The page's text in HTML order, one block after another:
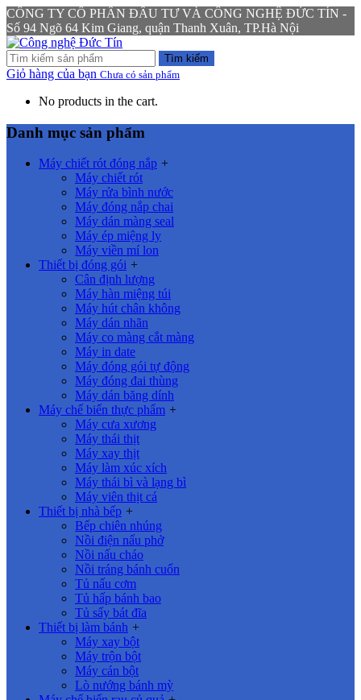
CÔNG TY CỔ PHẦN ĐẦU TƯ VÀ CÔNG NGHỆ ĐỨC TÍN -
Số 94 Ngõ 64 Kim Giang, quận Thanh Xuân, TP.Hà Nội
Tìm kiếm
Giỏ hàng của bạn Chưa có sản phẩm
No products in the cart.
Danh mục sản phẩm
Máy chiết rót đóng nắp +
Máy chiết rót
Máy rửa bình nước
Máy đóng nắp chai
Máy dán màng seal
Máy ép miệng ly
Máy viền mí lon
Thiết bị đóng gói +
Cân định lượng
Máy hàn miệng túi
Máy hút chân không
Máy dán nhãn
Máy co màng cắt màng
Máy in date
Máy đóng gói tự động
Máy đóng đai thùng
Máy dán băng dính
Máy chế biến thực phẩm +
Máy cưa xương
Máy thái thịt
Máy xay thịt
Máy làm xúc xích
Máy thái bì và lạng bì
Máy viên thịt cá
Thiết bị nhà bếp +
Bếp chiên nhúng
Nồi điện nấu phở
Nồi nấu cháo
Nồi tráng bánh cuốn
Tủ nấu cơm
Tủ hấp bánh bao
Tủ sấy bát đĩa
Thiết bị làm bánh +
Máy xay bột
Máy trộn bột
Máy cán bột
Lò nướng bánh mỳ